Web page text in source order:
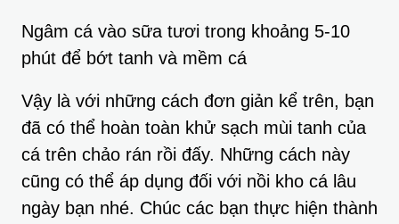
Ngâm cá vào sữa tươi trong khoảng 5-10
phút để bớt tanh và mềm cá
Vậy là với những cách đơn giản kể trên, bạn
đã có thể hoàn toàn khử sạch mùi tanh của
cá trên chảo rán rồi đấy. Những cách này
cũng có thể áp dụng đối với nồi kho cá lâu
ngày bạn nhé. Chúc các bạn thực hiện thành